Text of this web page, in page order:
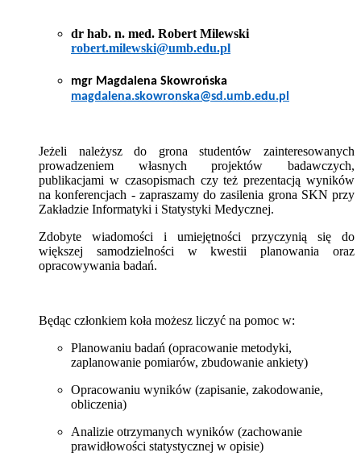
dr hab. n. med. Robert Milewski
robert.milewski@umb.edu.pl
mgr Magdalena Skowrońska
magdalena.skowronska@sd.umb.edu.pl
Jeżeli należysz do grona studentów zainteresowanych
prowadzeniem własnych projektów badawczych,
publikacjami w czasopismach czy też prezentacją wyników
na konferencjach - zapraszamy do zasilenia grona SKN przy
Zakładzie Informatyki i Statystyki Medycznej.
Zdobyte wiadomości i umiejętności przyczynią się do
większej samodzielności w kwestii planowania oraz
opracowywania badań.
Będąc członkiem koła możesz liczyć na pomoc w:
Planowaniu badań (opracowanie metodyki,
zaplanowanie pomiarów, zbudowanie ankiety)
Opracowaniu wyników (zapisanie, zakodowanie,
obliczenia)
Analizie otrzymanych wyników (zachowanie
prawidłowości statystycznej w opisie)